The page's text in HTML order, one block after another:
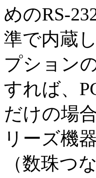
めのRS-
準で内蔵
プション
すれば、
だけの場
リーズ機
（数珠つ